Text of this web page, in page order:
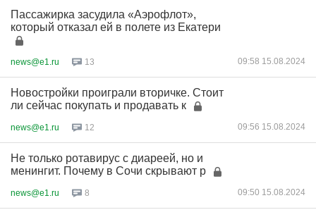
Пассажирка засудила «Аэрофлот»,
который отказал ей в полете из Екатери
news@e1.ru 13 09:58 15.08.2024
Новостройки проиграли вторичке. Стоит
ли сейчас покупать и продавать к
news@e1.ru 12 09:56 15.08.2024
Не только ротавирус с диареей, но и
менингит. Почему в Сочи скрывают р
news@e1.ru 8 09:50 15.08.2024